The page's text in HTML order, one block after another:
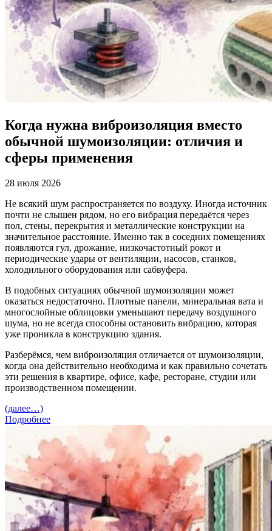
Когда нужна виброизоляция вместо
обычной шумоизоляции: отличия и
сферы применения
28 июля 2026
Не всякий шум распространяется по воздуху. Иногда источник
почти не слышен рядом, но его вибрация передаётся через
пол, стены, перекрытия и металлические конструкции на
значительное расстояние. Именно так в соседних помещениях
появляются гул, дрожание, низкочастотный рокот и
периодические удары от вентиляции, насосов, станков,
холодильного оборудования или сабвуфера.
В подобных ситуациях обычной шумоизоляции может
оказаться недостаточно. Плотные панели, минеральная вата и
многослойные облицовки уменьшают передачу воздушного
шума, но не всегда способны остановить вибрацию, которая
уже проникла в конструкцию здания.
Разберёмся, чем виброизоляция отличается от шумоизоляции,
когда она действительно необходима и как правильно сочетать
эти решения в квартире, офисе, кафе, ресторане, студии или
производственном помещении.
(далее…)
Подробнее